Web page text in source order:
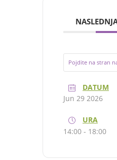
Pojdite na stran
DATUM
Jun 29 2026
URA
14:00 - 18:00